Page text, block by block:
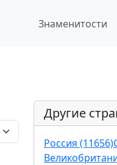
Знаменитости
Другие
Россия (11656)